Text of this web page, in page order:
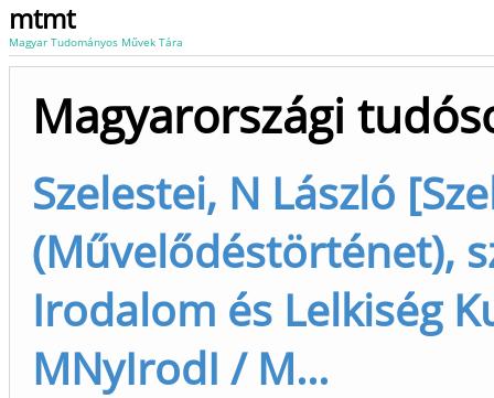
mtmt
Magyar Tudományos Művek Tára
Magyarországi
Szelestei, N László
(Művelődéstörténet),
Irodalom és Lelkiség
MNyIrodI / M...